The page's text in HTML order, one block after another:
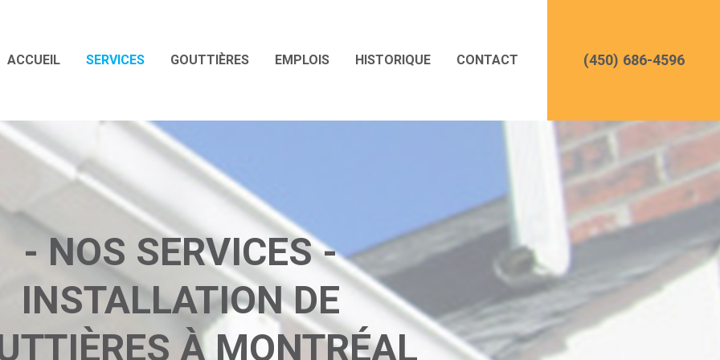
ACCUEIL SERVICES GOUTTIÈRES EMPLOIS HISTORIQUE CONTACT (450) 686-4596
- NOS SERVICES -
INSTALLATION DE
À MONTRÉAL